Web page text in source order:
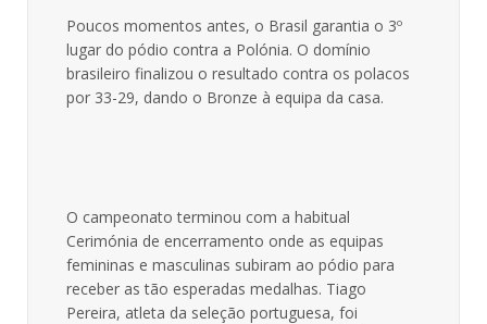
Poucos momentos antes, o Brasil garantia o 3º
lugar do pódio contra a Polónia. O domínio
brasileiro finalizou o resultado contra os polacos
por 33-29, dando o Bronze à equipa da casa.
O campeonato terminou com a habitual
Cerimónia de encerramento onde as equipas
femininas e masculinas subiram ao pódio para
receber as tão esperadas medalhas. Tiago
Pereira, atleta da seleção portuguesa, foi